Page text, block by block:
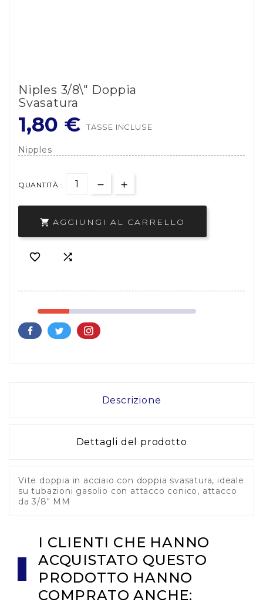
Niples 3/8\" Doppia
Svasatura
1,80 € TASSE INCLUSE
Nipples
QUANTITÀ :
 AGGIUNGI AL CARRELLO
 
Descrizione
Dettagli del prodotto
Vite doppia in acciaio con doppia svasatura, ideale
su tubazioni gasolio con attacco conico, attacco
da 3/8" MM
I CLIENTI CHE HANNO
ACQUISTATO QUESTO
PRODOTTO HANNO
COMPRATO ANCHE: